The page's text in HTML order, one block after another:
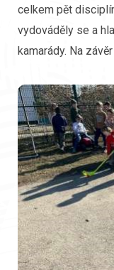
celkem pět
vydováděly se a
kamarády. Na